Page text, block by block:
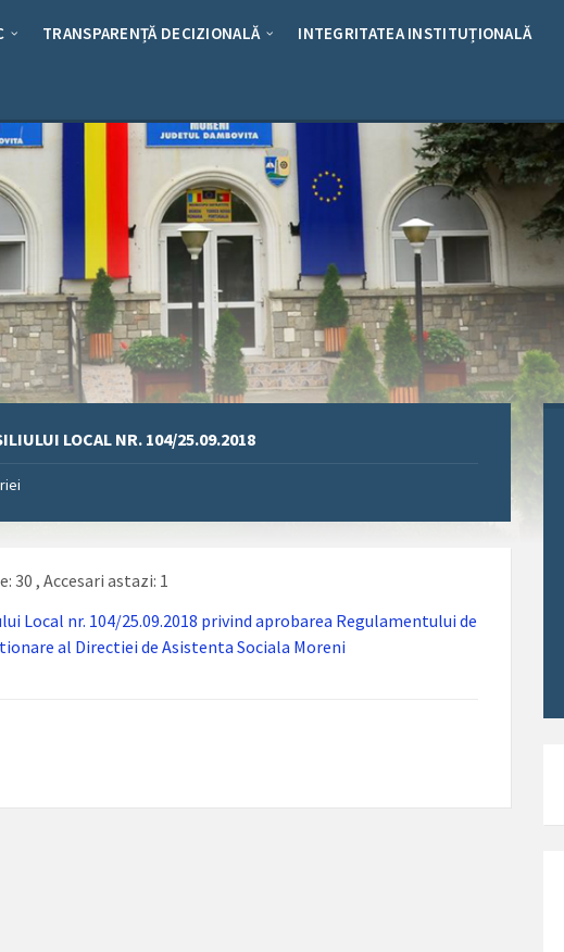
TRANSPARENȚĂ DECIZIONALĂ INTEGRITATEA INSTITUȚIONALĂ
LOCAL NR. 104/25.09.2018
30, Accesari astazi: 1
Local nr. 104/25.09.2018 privind aprobarea Regulamentului de
al Directiei de Asistenta Sociala Moreni